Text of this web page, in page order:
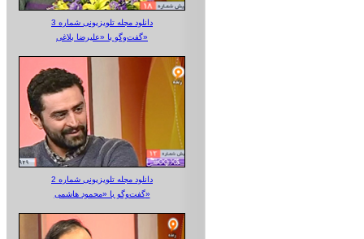
دانلود مجله تلویزیونی شماره 3
گفت‌وگو با «علیرضا بلاغی»
دانلود مجله تلویزیونی شماره 2
گفت‌وگو با «محمود هاشمی»